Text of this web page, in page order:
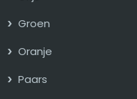
Groen
Oranje
Paars